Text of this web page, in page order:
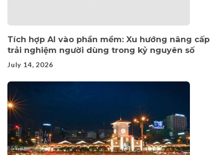
Tích hợp AI vào phần mềm: Xu hướng nâng cấp
trải nghiệm người dùng trong kỷ nguyên số
July 14, 2026